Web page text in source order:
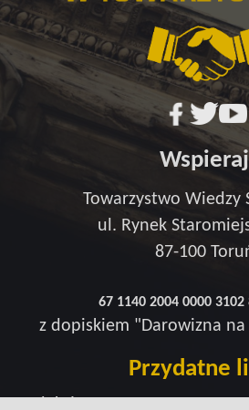
Wspieraj
Towarzystwo Wiedzy
ul. Rynek
87-100
67 1140 2004 0000 3102
z dopiskiem "Darowizna
Przydatne